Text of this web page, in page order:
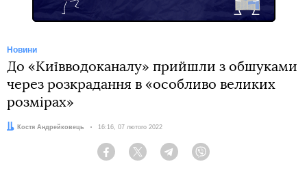
Новини
До «Київводоканалу» прийшли з обшуками
через розкрадання в «особливо великих
розмірах»
Автор:Костя Андрейковець Дата:
16:16, 07 лютого 2022
Facebook Twitter Telegram